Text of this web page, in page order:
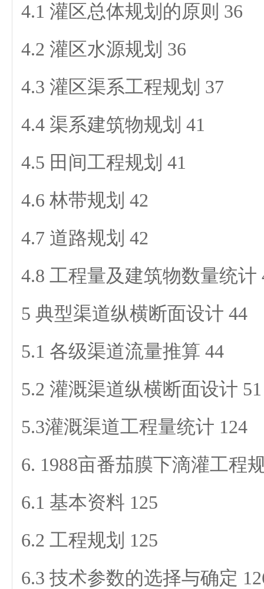
4.1 灌区总体规划的原则 36
4.2 灌区水源规划 36
4.3 灌区渠系工程规划 37
4.4 渠系建筑物规划 41
4.5 田间工程规划 41
4.6 林带规划 42
4.7 道路规划 42
4.8 工程量及建筑物数量统计
5 典型渠道纵横断面设计 44
5.1 各级渠道流量推算 44
5.2 灌溉渠道纵横断面设计 51
5.3灌溉渠道工程量统计 124
6. 1988亩番茄膜下滴灌工程
6.1 基本资料 125
6.2 工程规划 125
6.3 技术参数的选择与确定